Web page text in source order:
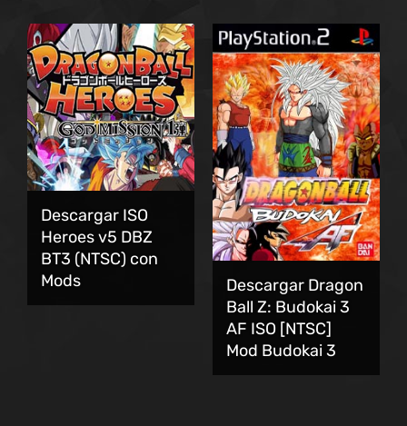
Descargar ISO
Heroes v5 DBZ
BT3 (NTSC) con
Mods
Descargar Dragon
Ball Z: Budokai 3
AF ISO [NTSC]
Mod Budokai 3